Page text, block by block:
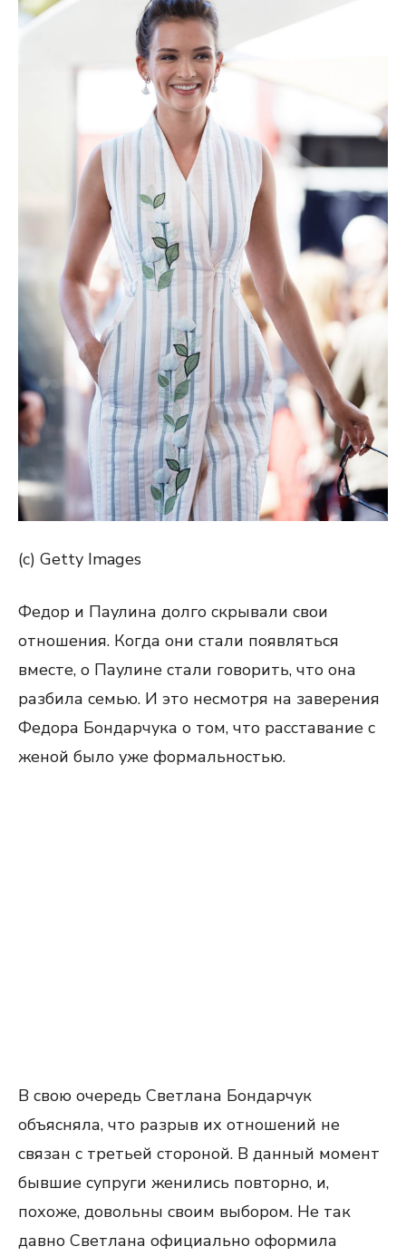
(c) Getty Images
Федор и Паулина долго скрывали свои
отношения. Когда они стали появляться
вместе, о Паулине стали говорить, что она
разбила семью. И это несмотря на заверения
Федора Бондарчука о том, что расставание с
женой было уже формальностью.
В свою очередь Светлана Бондарчук
объясняла, что разрыв их отношений не
связан с третьей стороной. В данный момент
бывшие супруги женились повторно, и,
похоже, довольны своим выбором. Не так
давно Светлана официально оформила